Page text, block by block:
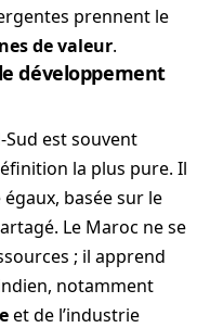
prennent le
de valeur.
développement
est souvent
la plus pure. Il
basée sur le
Le Maroc ne se
; il apprend
notamment
et de l’industrie